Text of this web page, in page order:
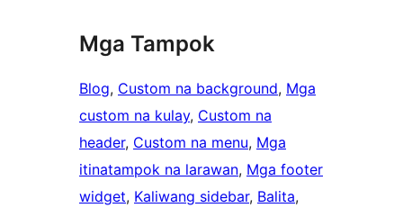
Mga Tampok
Blog, Custom na background, Mga
custom na kulay, Custom na
header, Custom na menu, Mga
itinatampok na larawan, Mga footer
widget, Kaliwang sidebar, Balita